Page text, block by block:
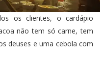
os clientes, o cardápio
não tem só carne, tem
deuses e uma cebola com